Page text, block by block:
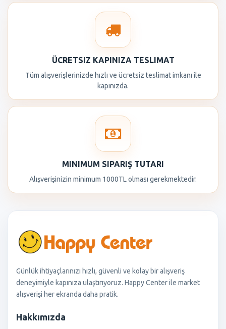
ÜCRETSIZ KAPINIZA TESLIMAT
Tüm alışverişlerinizde hızlı ve ücretsiz teslimat imkanı ile
kapınızda.
MINIMUM SIPARIŞ TUTARI
Alışverişinizin minimum 1000TL olması gerekmektedir.
Günlük ihtiyaçlarınızı hızlı, güvenli ve kolay bir alışveriş
deneyimiyle kapınıza ulaştırıyoruz. Happy Center ile market
alışverişi her ekranda daha pratik.
Hakkımızda